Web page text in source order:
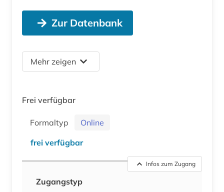
Zur Datenbank
Mehr zeigen
Frei verfügbar
Formaltyp
Online
frei verfügbar
Infos zum Zugang
Zugangstyp